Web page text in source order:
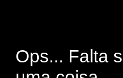
Ops... Falta